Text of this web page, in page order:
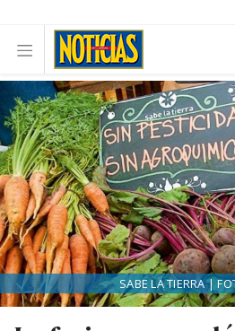
SABE LA TIERRA |